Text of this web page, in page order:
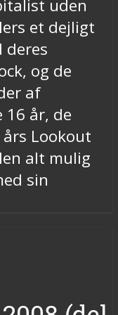
uden
et dejligt
deres
og de
af
år, de
Lookout
alt mulig
sin